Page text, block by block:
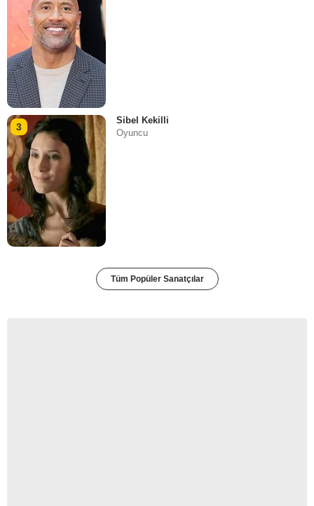
3
Sibel Kekilli
Oyuncu
Tüm Popüler Sanatçılar